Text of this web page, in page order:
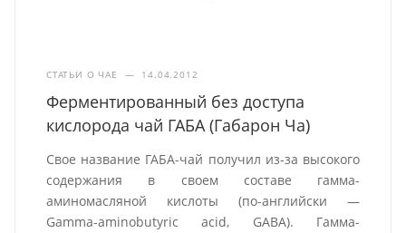
СТАТЬИ О ЧАЕ — 14.04.2012
Ферментированный без доступа
кислорода чай ГАБА (Габарон Ча)
Свое название ГАБА-чай получил из-за высокого
содержания в своем составе гамма-
аминомасляной кислоты (по-английски —
Gamma-aminobutyric acid, GABA). Гамма-